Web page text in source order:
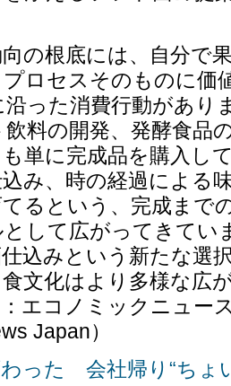
の根底には、自分で
ロセスそのものに価
った消費行動があり
料の開発、発酵食品
単に完成品を購入し
み、時の経過による
るという、完成まで
として広がってきてい
込みという新たな選
文化はより多様な広
エコノミックニュー
Japan）
わった 会社帰り“ちょ